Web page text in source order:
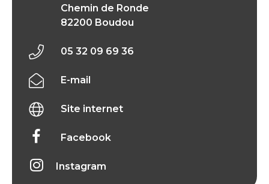
Chemin de Ronde
82200 Boudou
05 32 09 69 36
E-mail
Site internet
Facebook
Instagram